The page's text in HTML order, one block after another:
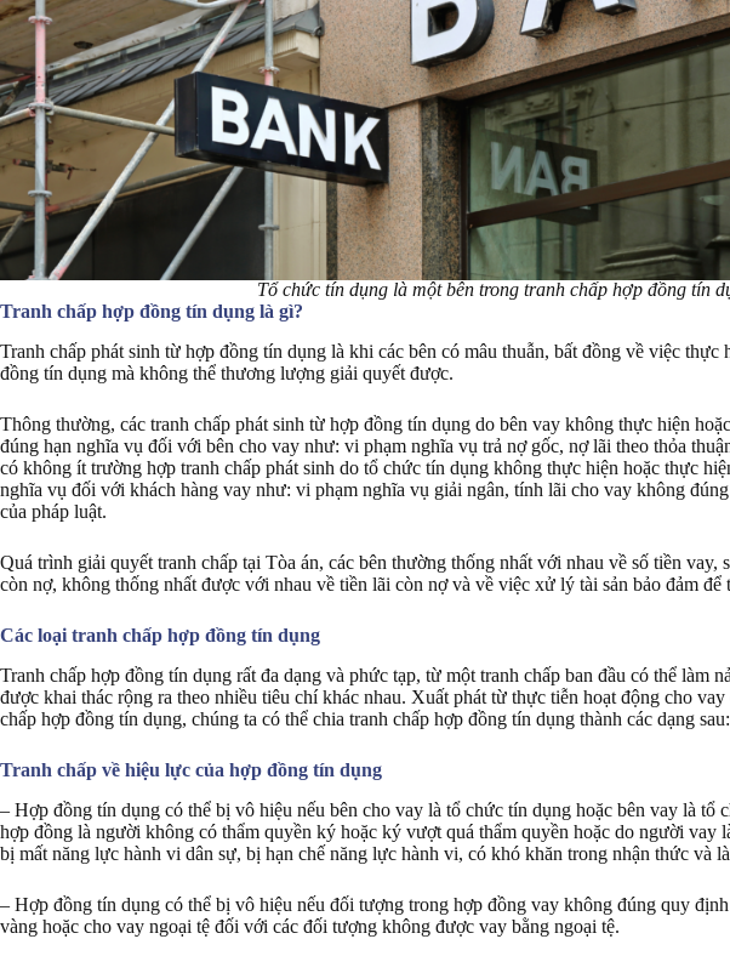
Tổ chức tín dụng là một bên trong tranh chấp hợp đồng tín
Tranh chấp hợp đồng tín dụng là gì?
Tranh chấp phát sinh từ hợp đồng tín dụng là khi các bên có mâu thuẫn, bất đồng về việc thực
đồng tín dụng mà không thể thương lượng giải quyết được.
Thông thường, các tranh chấp phát sinh từ hợp đồng tín dụng do bên vay không thực hiện
đúng hạn nghĩa vụ đối với bên cho vay như: vi phạm nghĩa vụ trả nợ gốc, nợ lãi theo thỏa
có không ít trường hợp tranh chấp phát sinh do tổ chức tín dụng không thực hiện hoặc thực
nghĩa vụ đối với khách hàng vay như: vi phạm nghĩa vụ giải ngân, tính lãi cho vay không
của pháp luật.
Quá trình giải quyết tranh chấp tại Tòa án, các bên thường thống nhất với nhau về số tiền vay,
còn nợ, không thống nhất được với nhau về tiền lãi còn nợ và về việc xử lý tài sản bảo đảm để
Các loại tranh chấp hợp đồng tín dụng
Tranh chấp hợp đồng tín dụng rất đa dạng và phức tạp, từ một tranh chấp ban đầu có thể làm
được khai thác rộng ra theo nhiều tiêu chí khác nhau. Xuất phát từ thực tiễn hoạt động cho
chấp hợp đồng tín dụng, chúng ta có thể chia tranh chấp hợp đồng tín dụng thành các dạng sau:
Tranh chấp về hiệu lực của hợp đồng tín dụng
– Hợp đồng tín dụng có thể bị vô hiệu nếu bên cho vay là tổ chức tín dụng hoặc bên vay là tổ
hợp đồng là người không có thẩm quyền ký hoặc ký vượt quá thẩm quyền hoặc do người vay
bị mất năng lực hành vi dân sự, bị hạn chế năng lực hành vi, có khó khăn trong nhận thức và
– Hợp đồng tín dụng có thể bị vô hiệu nếu đối tượng trong hợp đồng vay không đúng quy
vàng hoặc cho vay ngoại tệ đối với các đối tượng không được vay bằng ngoại tệ.